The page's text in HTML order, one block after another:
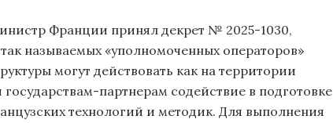
Франции принял декрет № 2025-1030,
называемых «уполномоченных операторов»
могут действовать как на территории
партнерам содействие в подготовке
технологий и методик. Для выполнения